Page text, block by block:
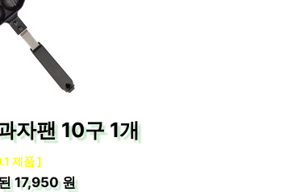
자팬 10구 1개
제품 ]
17,950 원